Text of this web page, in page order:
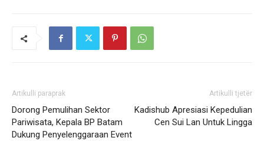
Artikulli paraprak
Dorong Pemulihan Sektor
Pariwisata, Kepala BP Batam
Dukung Penyelenggaraan Event
Artikulli tjetër
Kadishub Apresiasi Kepedulian
Cen Sui Lan Untuk Lingga